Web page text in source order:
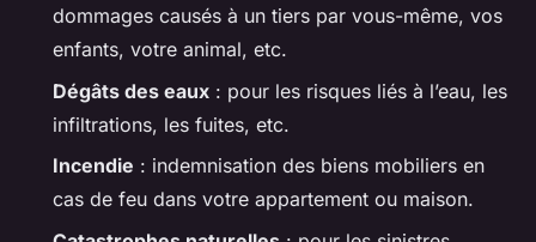
dommages causés à un tiers par vous-même, vos
enfants, votre animal, etc.
Dégâts des eaux : pour les risques liés à l’eau, les
infiltrations, les fuites, etc.
Incendie : indemnisation des biens mobiliers en
cas de feu dans votre appartement ou maison.